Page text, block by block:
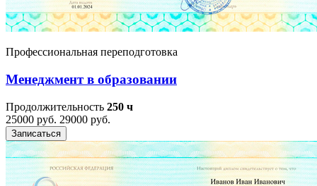
Профессиональная переподготовка
Менеджмент в образовании
Продолжительность 250 ч
25000 руб. 29000 руб.
Записаться